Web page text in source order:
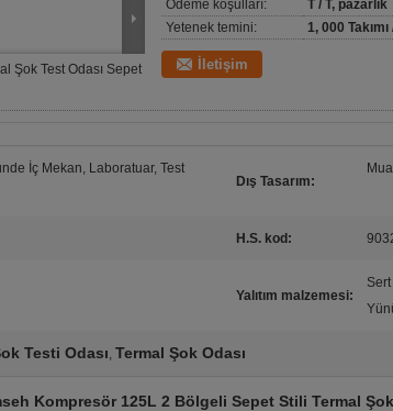
Şok Test Odası Sepet
Ödeme koşulları:
T / T, pazarlık
Yetenek temini:
1, 000 Takımı
İletişim
İç Mekan, Laboratuar, Test
Dış Tasarım:
H.S. kod:
Yalıtım malzemesi:
Testi Odası, Termal Şok Odası
Kompresör 125L 2 Bölgeli Sepet Stili Termal Şok